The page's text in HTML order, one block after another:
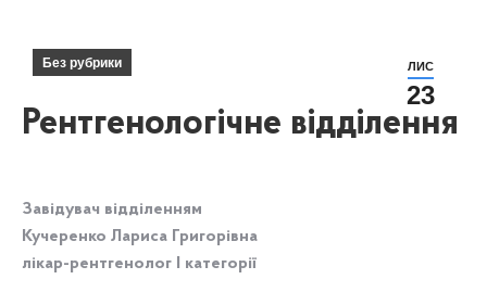
ЛИС
23
Без рубрики
Рентгенологічне відділення
Завідувач відділенням
Кучеренко Лариса Григорівна
лікар-рентгенолог I категорії